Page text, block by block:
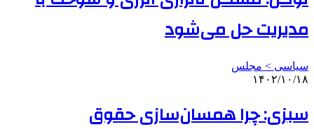
مدیریت حل می‌شود
سیاسی > مجلس
۱۴۰۲/۱۰/۱۸
سبزی: چرا همسان‌سازی حقوق